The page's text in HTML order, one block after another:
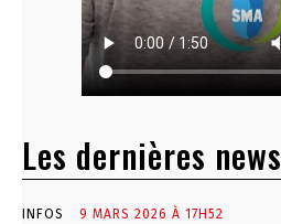
Les dernières news
INFOS 9 MARS 2026 À 17H52